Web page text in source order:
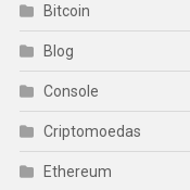
Bitcoin
Blog
Console
Criptomoedas
Ethereum